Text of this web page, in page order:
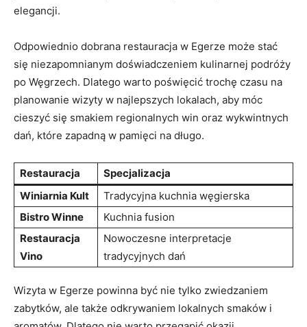
elegancji.
Odpowiednio dobrana restauracja w Egerze może stać
się niezapomnianym ‍doświadczeniem kulinarnej podróży
po Węgrzech.⁢ Dlatego warto poświęcić trochę ⁣czasu ⁣na ​
planowanie wizyty ⁤w najlepszych lokalach, aby móc
cieszyć się smakiem⁣ regionalnych win oraz wykwintnych
dań, które‍ zapadną⁢ w pamięci na długo.
Restauracja
Specjalizacja
Winiarnia ‌Kult
Tradycyjna⁢ kuchnia​ węgierska
Bistro Winne
Kuchnia fusion
Restauracja
⁣Vino
Nowoczesne interpretacje
tradycyjnych dań
Wizyta‍ w Egerze powinna być nie tylko zwiedzaniem
zabytków, ale także odkrywaniem⁤ lokalnych smaków i⁤